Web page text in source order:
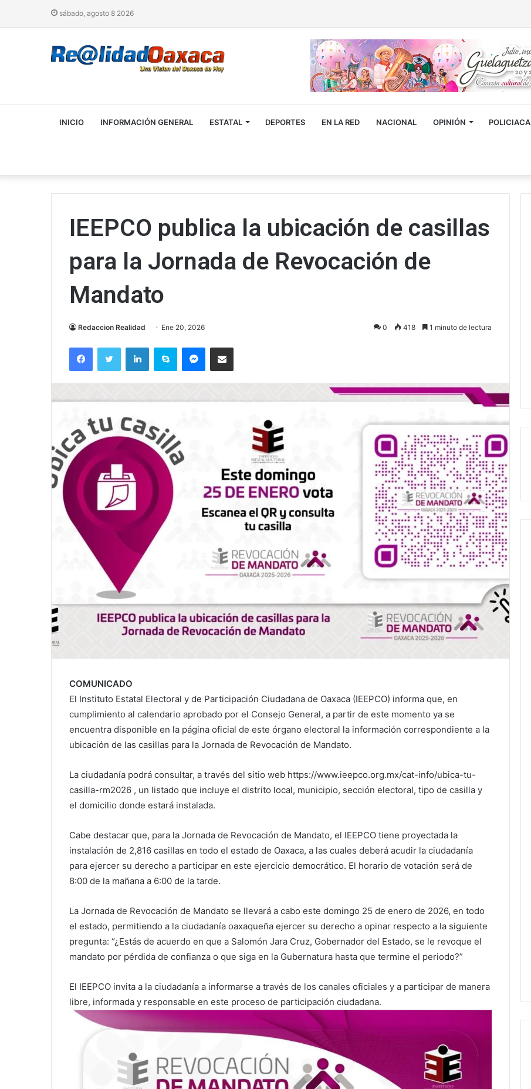
sábado, agosto 8 2026
INICIO INFORMACIÓN GENERAL ESTATAL DEPORTES EN LA RED NACIONAL OPINIÓN POLICIACA
IEEPCO publica la ubicación de casillas
para la Jornada de Revocación de
Mandato
Redaccion Realidad Ene 20, 2026 0 418 1 minuto de lectura
FacebookTwitter LinkedInSkype MessengerCompartir via correo electrónico
COMUNICADO
El Instituto Estatal Electoral y de Participación Ciudadana de Oaxaca (IEEPCO) informa que, en
cumplimiento al calendario aprobado por el Consejo General, a partir de este momento ya se
encuentra disponible en la página oficial de este órgano electoral la información correspondiente a la
ubicación de las casillas para la Jornada de Revocación de Mandato.
La ciudadanía podrá consultar, a través del sitio web https://www.ieepco.org.mx/cat-info/ubica-tu-
casilla-rm2026 , un listado que incluye el distrito local, municipio, sección electoral, tipo de casilla y
el domicilio donde estará instalada.
Cabe destacar que, para la Jornada de Revocación de Mandato, el IEEPCO tiene proyectada la
instalación de 2,816 casillas en todo el estado de Oaxaca, a las cuales deberá acudir la ciudadanía
para ejercer su derecho a participar en este ejercicio democrático. El horario de votación será de
8:00 de la mañana a 6:00 de la tarde.
La Jornada de Revocación de Mandato se llevará a cabo este domingo 25 de enero de 2026, en todo
el estado, permitiendo a la ciudadanía oaxaqueña ejercer su derecho a opinar respecto a la siguiente
pregunta: “¿Estás de acuerdo en que a Salomón Jara Cruz, Gobernador del Estado, se le revoque el
mandato por pérdida de confianza o que siga en la Gubernatura hasta que termine el periodo?”
El IEEPCO invita a la ciudadanía a informarse a través de los canales oficiales y a participar de manera
libre, informada y responsable en este proceso de participación ciudadana.